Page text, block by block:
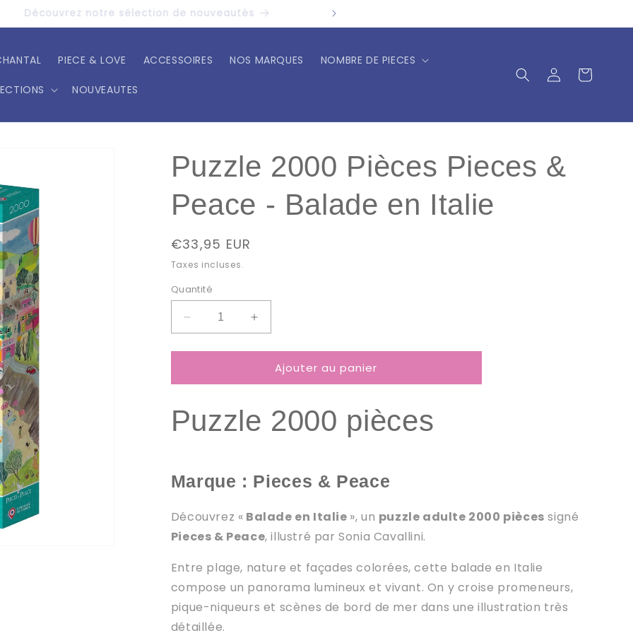
Découvrez notre sélection de nouveautés
PIECE & LOVE ACCESSOIRES NOS MARQUES NOMBRE DE PIECES
NOUVEAUTES
ConnexionPanier
Puzzle 2000 Pièces Pieces &
Peace - Balade en Italie
Prix
habituel
€33,95 EUR
Taxes incluses.
Quantité
Réduire
la
quantité
Puzzle
Pièces
Pieces
Balade
Italie
Augmenter
la
quantité
Puzzle
Pièces
Pieces
Balade
Italie
Ajouter au panier
Puzzle 2000 pièces
Marque : Pieces & Peace
Découvrez « Balade en Italie », un puzzle adulte 2000 pièces signé
Pieces & Peace, illustré par Sonia Cavallini.
Entre plage, nature et façades colorées, cette balade en Italie
compose un panorama lumineux et vivant. On y croise promeneurs,
pique-niqueurs et scènes de bord de mer dans une illustration très
détaillée.